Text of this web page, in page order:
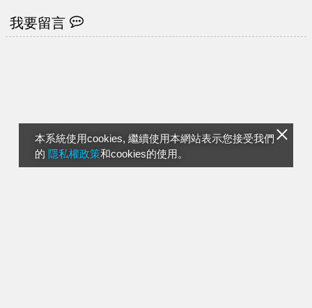
本系統使用cookies, 繼續使用本網站表示您接受我們
的 隱私權政策和cookies的使用。
我要留言